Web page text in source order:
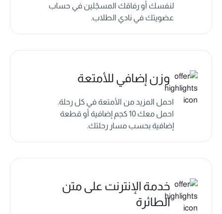
لنفسك أو رفاقك المسجّلين في حساب
عضويتك في نادي الطلاب.
وزن إضافي للأمتعة
احمل المزيد من الأمتعة في كل رحلة.
احمل معك 10 كجم إضافية أو قطعة
إضافية بحسب مسار رحلتك.
خدمة الإنترنت على متن
الطائرة